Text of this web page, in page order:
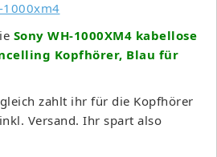
Sony WH-1000XM4 kabellose
Kopfhörer, Blau für
zahlt ihr für die Kopfhörer
Versand. Ihr spart also